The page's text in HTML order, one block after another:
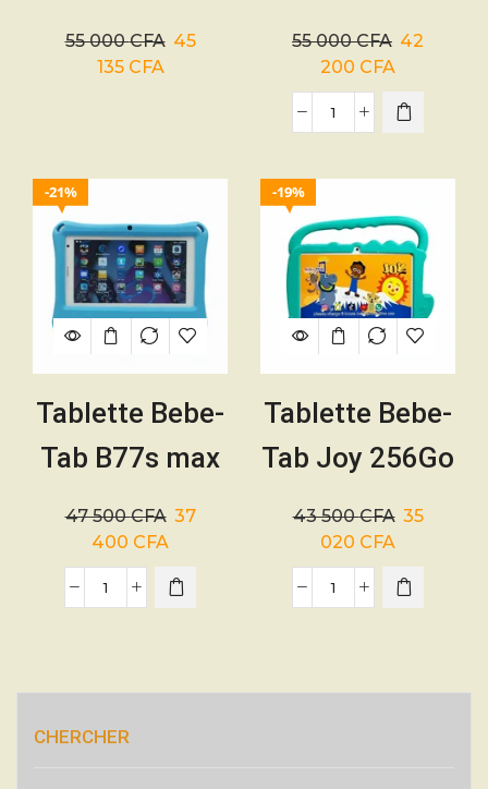
512/8 5G + sim
avec clavier +
55 000CFA 45
135 CFA
Master 256
Go/6 Go – SIM
incassable
55 000CFA 42
200 CFA
21%
Tablette Bebe-
Tab B77s max
256 Go de
ROM/6 Go de
RAM – SIM 5G
47 500CFA 37
400 CFA
19%
Tablette Bebe-
Tab Joy 256Go
Rom/6Go Ram
+ sim
43 500CFA 35
020 CFA
CHERCHER